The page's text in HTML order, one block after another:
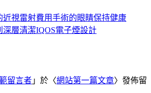
近視雷射費用手術的眼睛保持健康
深層清潔IQOS電子煙設計
留言者 」於〈網站第一篇文章〉發佈留